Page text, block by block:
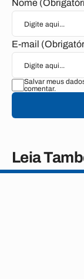
Nome
E-mail
Salvar meus
comentar.
Leia